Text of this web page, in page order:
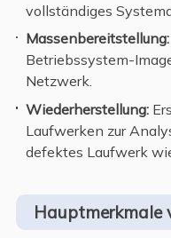
vollständiges
Massenbereitstellung:
Betriebssystem-
Netzwerk.
Wiederherstellung:
Laufwerken zur
defektes Laufwerk
Hauptmerkmale